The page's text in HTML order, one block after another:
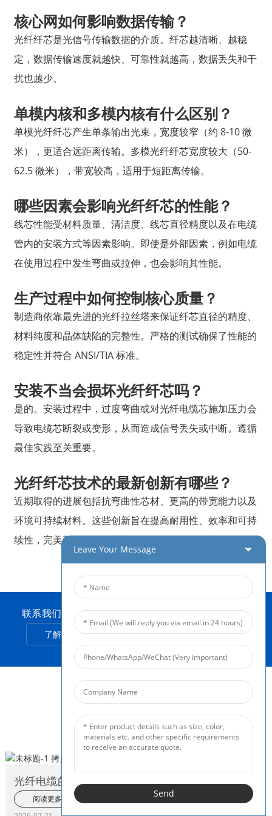
核心网如何影响数据传输？
光纤纤芯是光信号传输数据的介质。纤芯越清晰、越稳
定，数据传输速度就越快、可靠性就越高，数据丢失和干
扰也越少。
单模内核和多模内核有什么区别？
单模光纤纤芯产生单条输出光束，宽度较窄（约 8-10 微
米），更适合远距离传输。多模光纤纤芯宽度较大（50-
62.5 微米），带宽较高，适用于短距离传输。
哪些因素会影响光纤纤芯的性能？
线芯性能受材料质量、清洁度、线芯直径精度以及在电缆
管内的安装方式等因素影响。即使是外部因素，例如电缆
在使用过程中发生弯曲或拉伸，也会影响其性能。
生产过程中如何控制核心质量？
制造商依靠最先进的光纤拉丝塔来保证纤芯直径的精度、
材料纯度和晶体缺陷的完整性。严格的测试确保了性能的
稳定性并符合 ANSI/TIA 标准。
安装不当会损坏光纤纤芯吗？
是的。安装过程中，过度弯曲或对光纤电缆芯施加压力会
导致电缆芯断裂或变形，从而造成信号丢失或中断。遵循
最佳实践至关重要。
光纤纤芯技术的最新创新有哪些？
近期取得的进展包括抗弯曲性芯材、更高的带宽能力以及
环境可持续材料。这些创新旨在提高耐用性、效率和可持
续性，完美契合当今不断扩展的数据网络的需求。
联系我们，即可获得优质产品和周到服务。
了解更多
博客新闻
行业信息
光纤电缆的使用寿命有多长？
阅读更多
Leave Your Message
Send